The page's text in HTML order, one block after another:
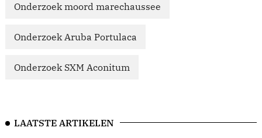
Onderzoek moord marechaussee
Onderzoek Aruba Portulaca
Onderzoek SXM Aconitum
LAATSTE ARTIKELEN